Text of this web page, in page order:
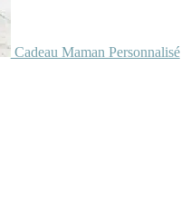
Cadeau Maman Personnalisé